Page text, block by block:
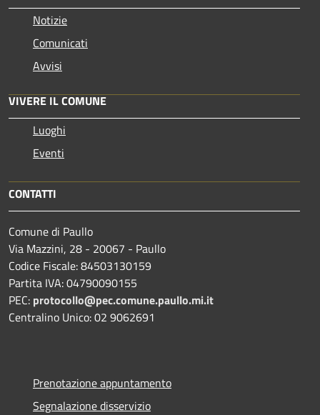
Notizie
Comunicati
Avvisi
VIVERE IL COMUNE
Luoghi
Eventi
CONTATTI
Comune di Paullo
Via Mazzini, 28 - 20067 - Paullo
Codice Fiscale: 84503130159
Partita IVA: 04790090155
PEC: protocollo@pec.comune.paullo.mi.it
Centralino Unico: 02 9062691
Prenotazione appuntamento
Segnalazione disservizio